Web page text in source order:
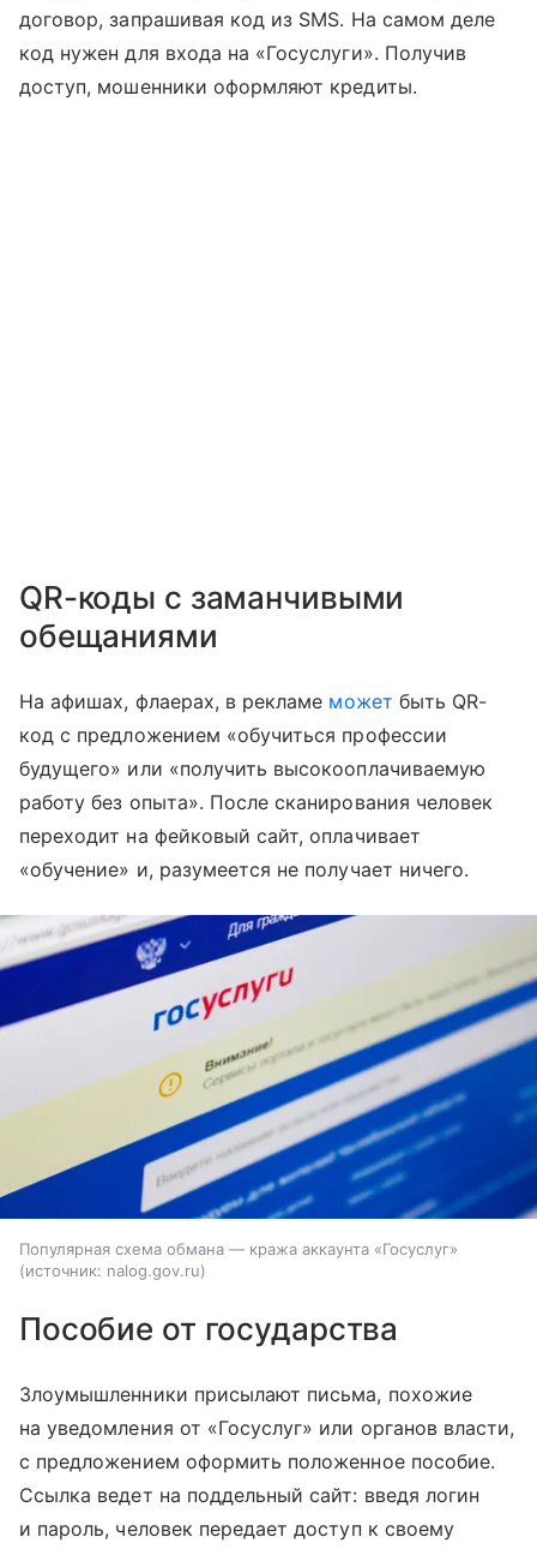
договор, запрашивая код из SMS. На самом деле
код нужен для входа на «Госуслуги». Получив
доступ, мошенники оформляют кредиты.
QR-коды с заманчивыми
обещаниями
На афишах, флаерах, в рекламе может быть QR-
код с предложением «обучиться профессии
будущего» или «получить высокооплачиваемую
работу без опыта». После сканирования человек
переходит на фейковый сайт, оплачивает
«обучение» и, разумеется не получает ничего.
Популярная схема обмана — кража аккаунта «Госуслуг»
источник: nalog.gov.ru
Пособие от государства
Злоумышленники присылают письма, похожие
на уведомления от «Госуслуг» или органов власти,
с предложением оформить положенное пособие.
Ссылка ведет на поддельный сайт: введя логин
и пароль, человек передает доступ к своему